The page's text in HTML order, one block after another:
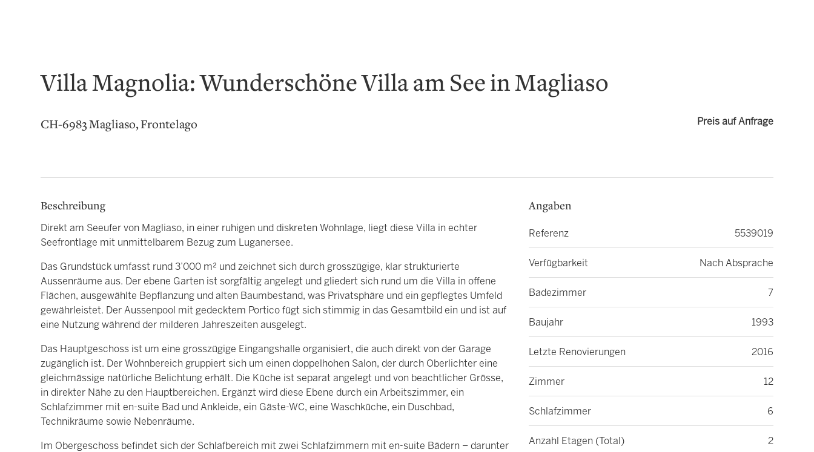
Villa Magnolia: Wunderschöne Villa am See in Magliaso
CH-6983 Magliaso, Frontelago Preis auf Anfrage
Beschreibung
Direkt am Seeufer von Magliaso, in einer ruhigen und diskreten Wohnlage, liegt diese Villa in echter
Seefrontlage mit unmittelbarem Bezug zum Luganersee.
Das Grundstück umfasst rund 3’000 m² und zeichnet sich durch grosszügige, klar strukturierte
Aussenräume aus. Der ebene Garten ist sorgfältig angelegt und gliedert sich rund um die Villa in offene
Flächen, ausgewählte Bepflanzung und alten Baumbestand, was Privatsphäre und ein gepflegtes Umfeld
gewährleistet. Der Aussenpool mit gedecktem Portico fügt sich stimmig in das Gesamtbild ein und ist auf
eine Nutzung während der milderen Jahreszeiten ausgelegt.
Das Hauptgeschoss ist um eine grosszügige Eingangshalle organisiert, die auch direkt von der Garage
zugänglich ist. Der Wohnbereich gruppiert sich um einen doppelhohen Salon, der durch Oberlichter eine
gleichmässige natürliche Belichtung erhält. Die Küche ist separat angelegt und von beachtlicher Grösse,
in direkter Nähe zu den Hauptbereichen. Ergänzt wird diese Ebene durch ein Arbeitszimmer, ein
Schlafzimmer mit en-suite Bad und Ankleide, ein Gäste-WC, eine Waschküche, ein Duschbad,
Technikräume sowie Nebenräume.
Im Obergeschoss befindet sich der Schlafbereich mit zwei Schlafzimmern mit en-suite Bädern – darunter
Angaben
Referenz 5539019
Verfügbarkeit Nach Absprache
Badezimmer 7
Baujahr 1993
Letzte Renovierungen 2016
Zimmer 12
Schlafzimmer 6
Anzahl Etagen (Total) 2